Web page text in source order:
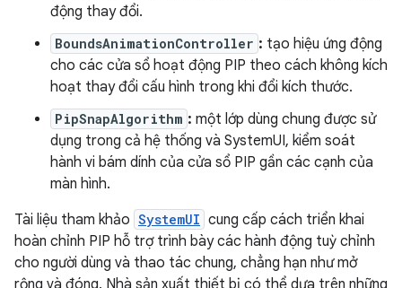
động thay đổi.
BoundsAnimationController : tạo hiệu ứng động
cho các cửa sổ hoạt động PIP theo cách không kích
hoạt thay đổi cấu hình trong khi đổi kích thước.
PipSnapAlgorithm : một lớp dùng chung được sử
dụng trong cả hệ thống và SystemUI, kiểm soát
hành vi bám dính của cửa sổ PIP gần các cạnh của
màn hình.
Tài liệu tham khảo SystemUI cung cấp cách triển khai
hoàn chỉnh PIP hỗ trợ trình bày các hành động tuỳ chỉnh
cho người dùng và thao tác chung, chẳng hạn như mở
rộng và đóng. Nhà sản xuất thiết bị có thể dựa trên những